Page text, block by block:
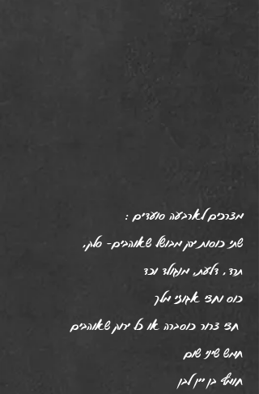
: מצרכים לארבעה סועדים
שתי כוסות ירק מבושל שאוהבים- סלק,
תרד, דלעת, מנגולד וכד
כוס וחצי אגוזי מלך
חצי צרור כוסברה או כל ירוק שאוהבים
חמש שיני שום
חומץ בן יין לבן